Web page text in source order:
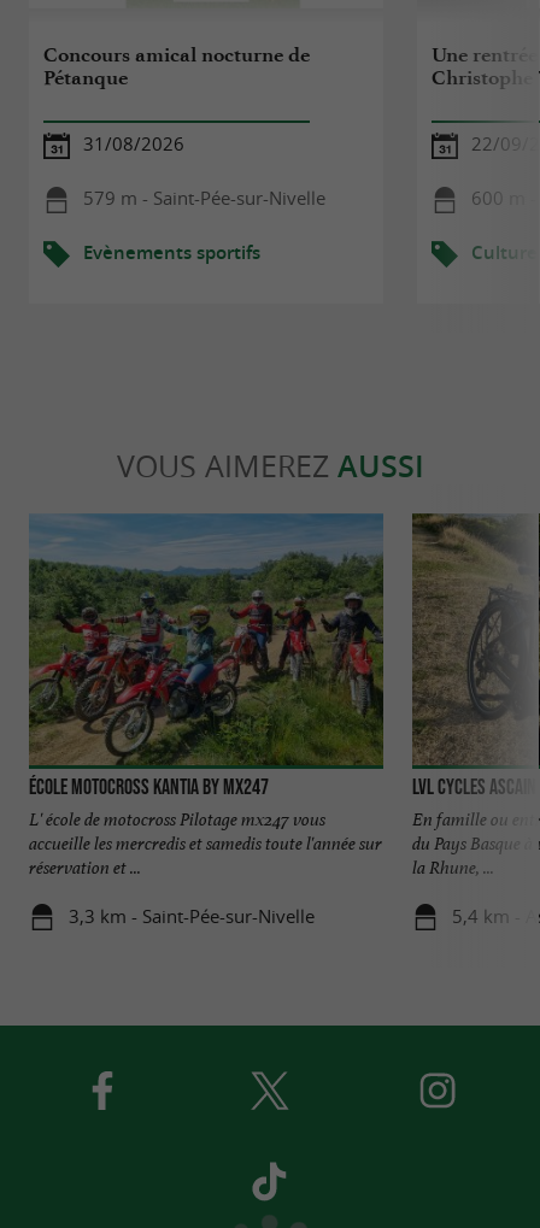
Concours amical nocturne de
Pétanque
31/08/2026
579 m - Saint-Pée-sur-Nivelle
Evènements sportifs
Une
22/09/
600 m -
Culture
VOUS AIMEREZ AUSSI
École motocross kantia by mx247
L' école de motocross Pilotage mx247 vous
accueille les mercredis et samedis toute l'année sur
réservation et ...
3,3 km - Saint-Pée-sur-Nivelle
LVL CYCLES ASCAIN
En famille ou
du Pays Basque
la Rhune, ...
5,4 km -